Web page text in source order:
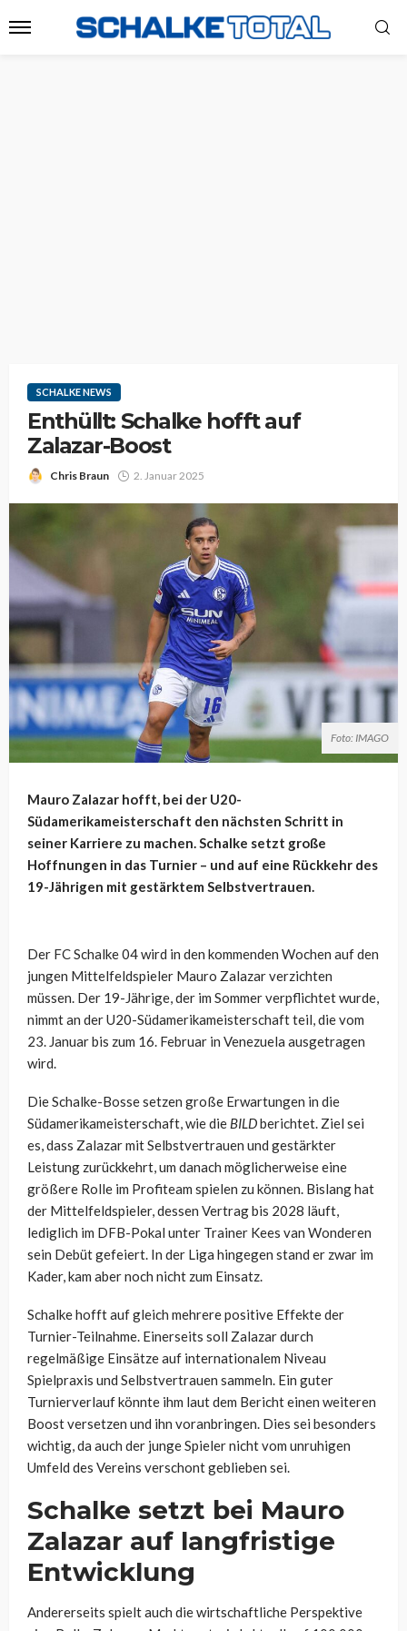
SCHALKE NEWS
Enthüllt: Schalke hofft auf
Zalazar-Boost
Chris Braun 2. Januar 2025
Foto: IMAGO
Mauro Zalazar hofft, bei der U20-
Südamerikameisterschaft den nächsten Schritt in
seiner Karriere zu machen. Schalke setzt große
Hoffnungen in das Turnier – und auf eine Rückkehr des
19-Jährigen mit gestärktem Selbstvertrauen.
Der FC Schalke 04 wird in den kommenden Wochen auf den
jungen Mittelfeldspieler Mauro Zalazar verzichten
müssen. Der 19-Jährige, der im Sommer verpflichtet wurde,
nimmt an der U20-Südamerikameisterschaft teil, die vom
23. Januar bis zum 16. Februar in Venezuela ausgetragen
wird.
Die Schalke-Bosse setzen große Erwartungen in die
Südamerikameisterschaft, wie die BILDberichtet. Ziel sei
es, dass Zalazar mit Selbstvertrauen und gestärkter
Leistung zurückkehrt, um danach möglicherweise eine
größere Rolle im Profiteam spielen zu können. Bislang hat
der Mittelfeldspieler, dessen Vertrag bis 2028 läuft,
lediglich im DFB-Pokal unter Trainer Kees van Wonderen
sein Debüt gefeiert. In der Liga hingegen stand er zwar im
Kader, kam aber noch nicht zum Einsatz.
Schalke hofft auf gleich mehrere positive Effekte der
Turnier-Teilnahme. Einerseits soll Zalazar durch
regelmäßige Einsätze auf internationalem Niveau
Spielpraxis und Selbstvertrauen sammeln. Ein guter
Turnierverlauf könnte ihm laut dem Bericht einen weiteren
Boost versetzen und ihn voranbringen. Dies sei besonders
wichtig, da auch der junge Spieler nicht vom unruhigen
Umfeld des Vereins verschont geblieben sei.
Schalke setzt bei Mauro
Zalazar auf langfristige
Entwicklung
Andererseits spielt auch die wirtschaftliche Perspektive